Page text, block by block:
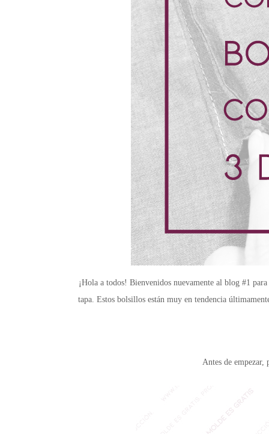
¡Hola a todos! Bienvenidos nuevamente al blog #1
tapa. Estos bolsillos están muy en tendencia
Antes de empezar,